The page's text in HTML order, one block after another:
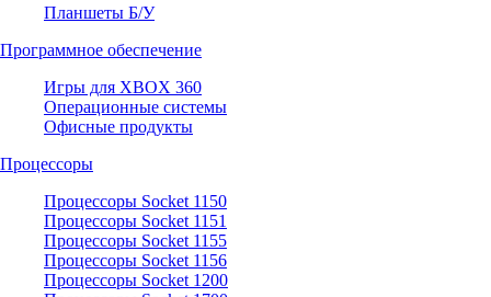
Планшеты Б/У
Программное обеспечение
Игры для XBOX 360
Операционные системы
Офисные продукты
Процессоры
Процессоры Socket 1150
Процессоры Socket 1151
Процессоры Socket 1155
Процессоры Socket 1156
Процессоры Socket 1200